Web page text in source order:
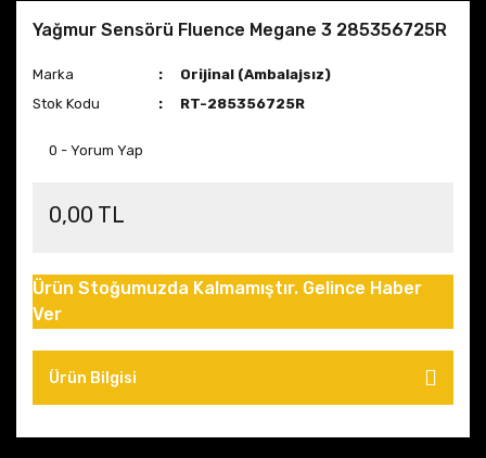
Yağmur Sensörü Fluence Megane 3 285356725R
Marka
Orijinal (Ambalajsız)
Stok Kodu
RT-285356725R
0 - Yorum Yap
0,00 TL
Ürün Stoğumuzda Kalmamıştır. Gelince Haber
Ver
Ürün Bilgisi